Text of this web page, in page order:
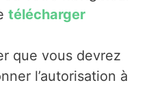
télécharger
que vous devrez
l’autorisation à